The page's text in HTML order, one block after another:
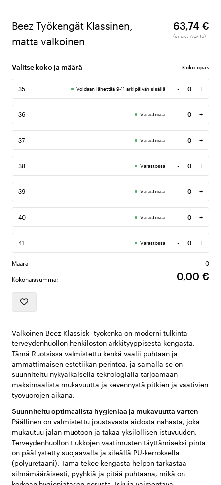
Beez Työkengät Klassinen,
matta valkoinen
63,74 €
(ei sis. ALV:tä)
Valitse koko ja määrä Koko-opas
35 Voidaan lähettää 9-11 arkipäivän sisällä -
Määrä
+
36 Varastossa -
Määrä
+
37 Varastossa -
Määrä
+
38 Varastossa -
Määrä
+
39 Varastossa -
Määrä
+
40 Varastossa -
Määrä
+
41 Varastossa -
Määrä
+
Määrä 0
Kokonaissumma: 0,00 €
Valkoinen Beez Klassisk -työkenkä on moderni tulkinta
terveydenhuollon henkilöstön arkkityyppisestä kengästä.
Tämä Ruotsissa valmistettu kenkä vaalii puhtaan ja
ammattimaisen estetiikan perintöä, ja samalla se on
suunniteltu nykyaikaisella teknologialla tarjoamaan
maksimaalista mukavuutta ja kevennystä pitkien ja vaativien
työvuorojen aikana.
Suunniteltu optimaalista hygieniaa ja mukavuutta varten
Päällinen on valmistettu joustavasta aidosta nahasta, joka
mukautuu jalan muotoon ja takaa yksilöllisen istuvuuden.
Terveydenhuollon tiukkojen vaatimusten täyttämiseksi pinta
on päällystetty suojaavalla ja sileällä PU-kerroksella
(polyuretaani). Tämä tekee kengästä helpon tarkastaa
silmämääräisesti, pyyhkiä ja pitää puhtaana, mikä on